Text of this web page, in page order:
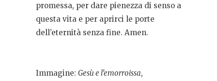
promessa, per dare pienezza di senso a
questa vita e per aprirci le porte
dell’eternità senza fine. Amen.
Immagine: Gesù e l’emorroissa,